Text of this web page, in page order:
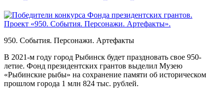
950. События. Персонажи. Артефакты
В 2021-м году город Рыбинск будет праздновать свое 950-
летие. Фонд президентских грантов выделил Музею
«Рыбинские рыбы» на сохранение памяти об историческом
прошлом города 1 млн 824 тыс. рублей.